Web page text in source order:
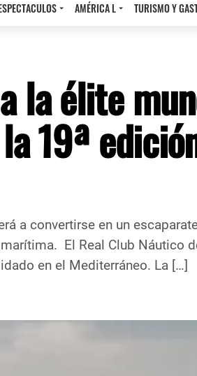
AMÉRICA L TURISMO Y
la élite
19ª
a convertirse en un
El Real Club Náutico
en el Mediterráneo. La […]